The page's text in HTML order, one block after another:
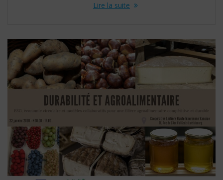
Lire la suite